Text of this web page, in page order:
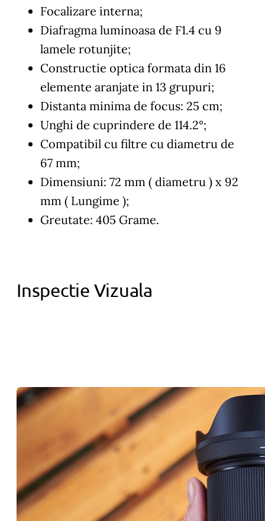
Focalizare interna;
Diafragma luminoasa de F1.4 cu 9
lamele rotunjite;
Constructie optica formata din 16
elemente aranjate in 13 grupuri;
Distanta minima de focus: 25 cm;
Unghi de cuprindere de 114.2°;
Compatibil cu filtre cu diametru de
67 mm;
Dimensiuni: 72 mm ( diametru ) x 92
mm ( Lungime );
Greutate: 405 Grame.
Inspectie Vizuala